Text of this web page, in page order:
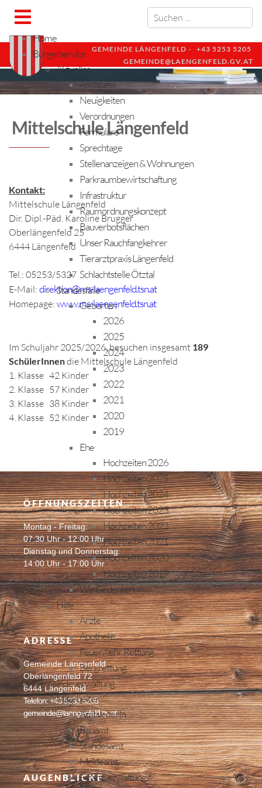
GEMEINDE LÄNGENFELD - +43 5253 5205
GEMEINDE@LAENGENFELD.GV.AT
Home
Bürgerservice
Aktuelles
Amtstafel
Neuigkeiten
Verordnungen
Formulare
Sprechtage
Stellenanzeigen & Wohnungen
Parkraumbewirtschaftung
Infrastruktur
Raumordnungskonzept
Bauverbotsflächen
Unser Rauchfangkehrer
Tierarztpraxis Längenfeld
Schlachtstelle Ötztal
Standesfälle
Geburten
2026
2025
2024
2023
2022
2021
2020
2019
Ehe
Hochzeiten 2026
Hochzeiten 2025
Hochzeiten 2024
Hochzeiten 2023
Hochzeiten 2022
Hochzeiten 2021
Hochzeiten 2020
Hochzeiten 2019
Wir Gedenken
Hilfe
Ärzte
Apotheke
Feuerwehr, Rettung
Bergrettung
Gemeindeverwaltung
Mitarbeiter
AmtsleiterIn
Bauamt
Standesamt
Meldeamt
Finanzverwaltung
Mittelschule Längenfeld
Kontakt:
Mittelschule Längenfeld
Dir. Dipl.-Päd. Karoline Brugger
Oberlängenfeld 25
6444 Längenfeld
Tel.: 05253/5327
E-Mail: direktion@ms-laengenfeld.tsn.at
Homepage: www.ms-laengenfeld.tsn.at
Im Schuljahr 2025/2026, besuchen insgesamt 189
SchülerInnendie Mittelschule Längenfeld
1. Klasse 42 Kinder
2. Klasse 57 Kinder
3. Klasse 38 Kinder
4. Klasse 52 Kinder
ÖFFNUNGSZEITEN
Montag - Freitag:
07:30 Uhr - 12:00 Uhr
Dienstag und Donnerstag:
14:00 Uhr - 17:00 Uhr
ADRESSE
Gemeinde Längenfeld
Oberlängenfeld 72
6444 Längenfeld
Telefon: +43 5253 5205
gemeinde@laengenfeld.gv.at
AUGENBLICKE